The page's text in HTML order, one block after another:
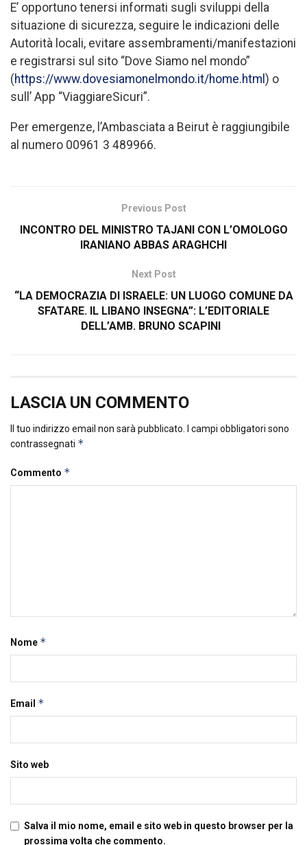
E’ opportuno tenersi informati sugli sviluppi della
situazione di sicurezza, seguire le indicazioni delle
Autorità locali, evitare assembramenti/manifestazioni
e registrarsi sul sito “Dove Siamo nel mondo”
(https://www.dovesiamonelmondo.it/home.html ) o
sull’ App “ViaggiareSicuri”.
Per emergenze, l’Ambasciata a Beirut è raggiungibile
al numero 00961 3 489966.
Previous Post
INCONTRO DEL MINISTRO TAJANI CON L’OMOLOGO
IRANIANO ABBAS ARAGHCHI
Next Post
“LA DEMOCRAZIA DI ISRAELE: UN LUOGO COMUNE DA
SFATARE. IL LIBANO INSEGNA”: L’EDITORIALE
DELL’AMB. BRUNO SCAPINI
LASCIA UN COMMENTO
Il tuo indirizzo email non sarà pubblicato.
I campi obbligatori sono
contrassegnati *
Commento *
Nome *
Email *
Sito web
Salva il mio nome, email e sito web in questo browser per la
prossima volta che commento.